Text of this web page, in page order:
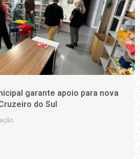
garante apoio para nova
do Sul